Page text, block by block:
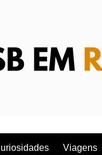
Viagens